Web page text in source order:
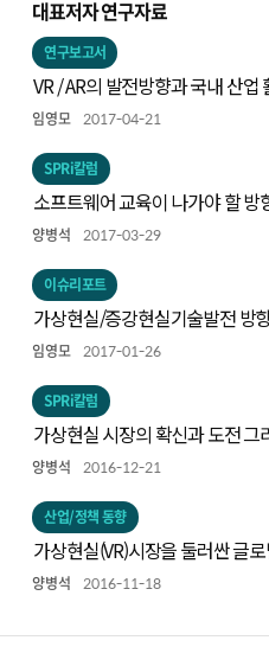
대표저자 연구자료
연구보고서
VR / AR의 발전방향과 국내 산업
임영모 2017-04-21
SPRi칼럼
소프트웨어 교육이 나가야 할 방
양병석 2017-03-29
이슈리포트
가상현실/증강현실기술발전 방
임영모 2017-01-26
SPRi칼럼
가상현실 시장의 확신과 도전 그
양병석 2016-12-21
산업/정책 동향
가상현실(VR)시장을 둘러싼 글
양병석 2016-11-18